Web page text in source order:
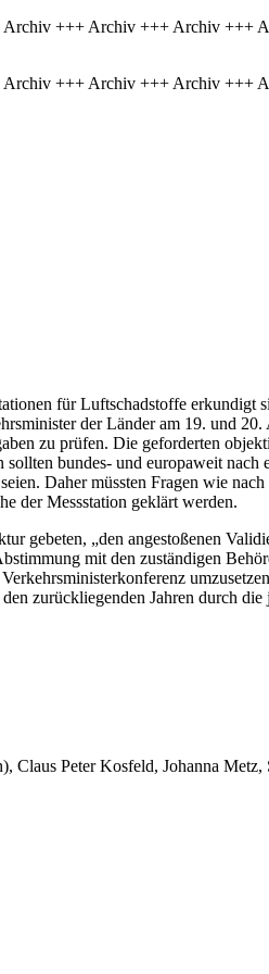
+++ Archiv +++ Archiv +++
+++ Archiv +++ Archiv +++
für Luftschadstoffe erkundigt
der Länder am 19. und
zu prüfen. Die geforderten
bundes- und europaweit nach
Daher müssten Fragen wie
der Messstation geklärt werden.
gebeten, „den angestoßenen
mit den zuständigen
zurückliegenden Jahren durch
Claus Peter Kosfeld, Johanna